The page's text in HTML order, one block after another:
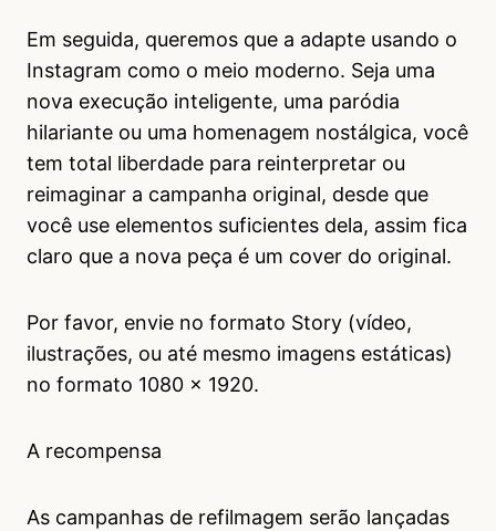
Em seguida, queremos que a adapte usando o
Instagram como o meio moderno. Seja uma
nova execução inteligente, uma paródia
hilariante ou uma homenagem nostálgica, você
tem total liberdade para reinterpretar ou
reimaginar a campanha original, desde que
você use elementos suficientes dela, assim fica
claro que a nova peça é um cover do original.
Por favor, envie no formato Story (vídeo,
ilustrações, ou até mesmo imagens estáticas)
no formato 1080 x 1920.
A recompensa
As campanhas de refilmagem serão lançadas